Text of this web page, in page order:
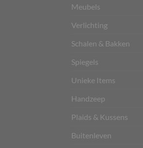
Meubels
Verlichting
Schalen & Bakken
Spiegels
Unieke Items
Handzeep
Plaids & Kussens
Buitenleven